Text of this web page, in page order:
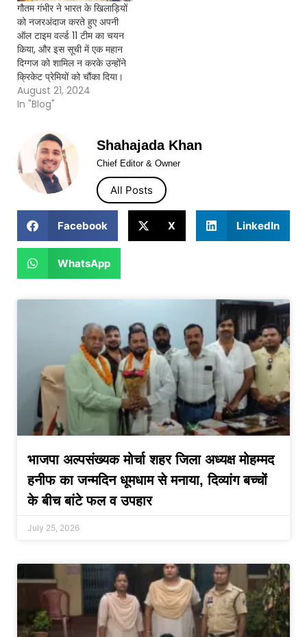
गौतम गंभीर ने भारत के खिलाड़ियों
को नजरअंदाज करते हुए अपनी
ऑल टाइम वर्ल्ड 11 टीम का चयन
किया, और इस सूची में एक महान
दिग्गज को शामिल न करके उन्होंने
क्रिकेट प्रेमियों को चौंका दिया।
August 21, 2024
In "Blog"
Shahajada Khan
Chief Editor & Owner
All Posts
Facebook X LinkedIn
WhatsApp
भाजपा अल्पसंख्यक मोर्चा शहर जिला अध्यक्ष मोहम्मद
हनीफ का जन्मदिन धूमधाम से मनाया, दिव्यांग बच्चों
के बीच बांटे फल व उपहार
July 25, 2026